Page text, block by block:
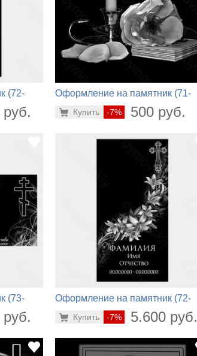
(72-
Оформление на памятник (71-
-7% 500 руб.
Купить
(73-
Оформление на памятник (72-
-7% 5.600 руб.
Купить